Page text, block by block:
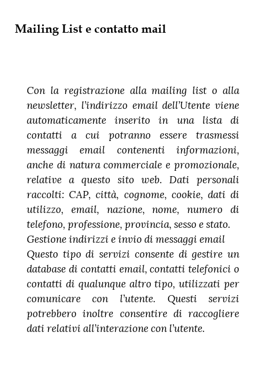
Mailing List e contatto mail
Con la registrazione alla mailing list o alla
newsletter, l’indirizzo email dell’Utente viene
automaticamente inserito in una lista di
contatti a cui potranno essere trasmessi
messaggi email contenenti informazioni,
anche di natura commerciale e promozionale,
relative a questo sito web. Dati personali
raccolti: CAP, città, cognome, cookie, dati di
utilizzo, email, nazione, nome, numero di
telefono, professione, provincia, sesso e stato.
Gestione indirizzi e invio di messaggi email
Questo tipo di servizi consente di gestire un
database di contatti email, contatti telefonici o
contatti di qualunque altro tipo, utilizzati per
comunicare con l’utente. Questi servizi
potrebbero inoltre consentire di raccogliere
dati relativi all’interazione con l’utente.